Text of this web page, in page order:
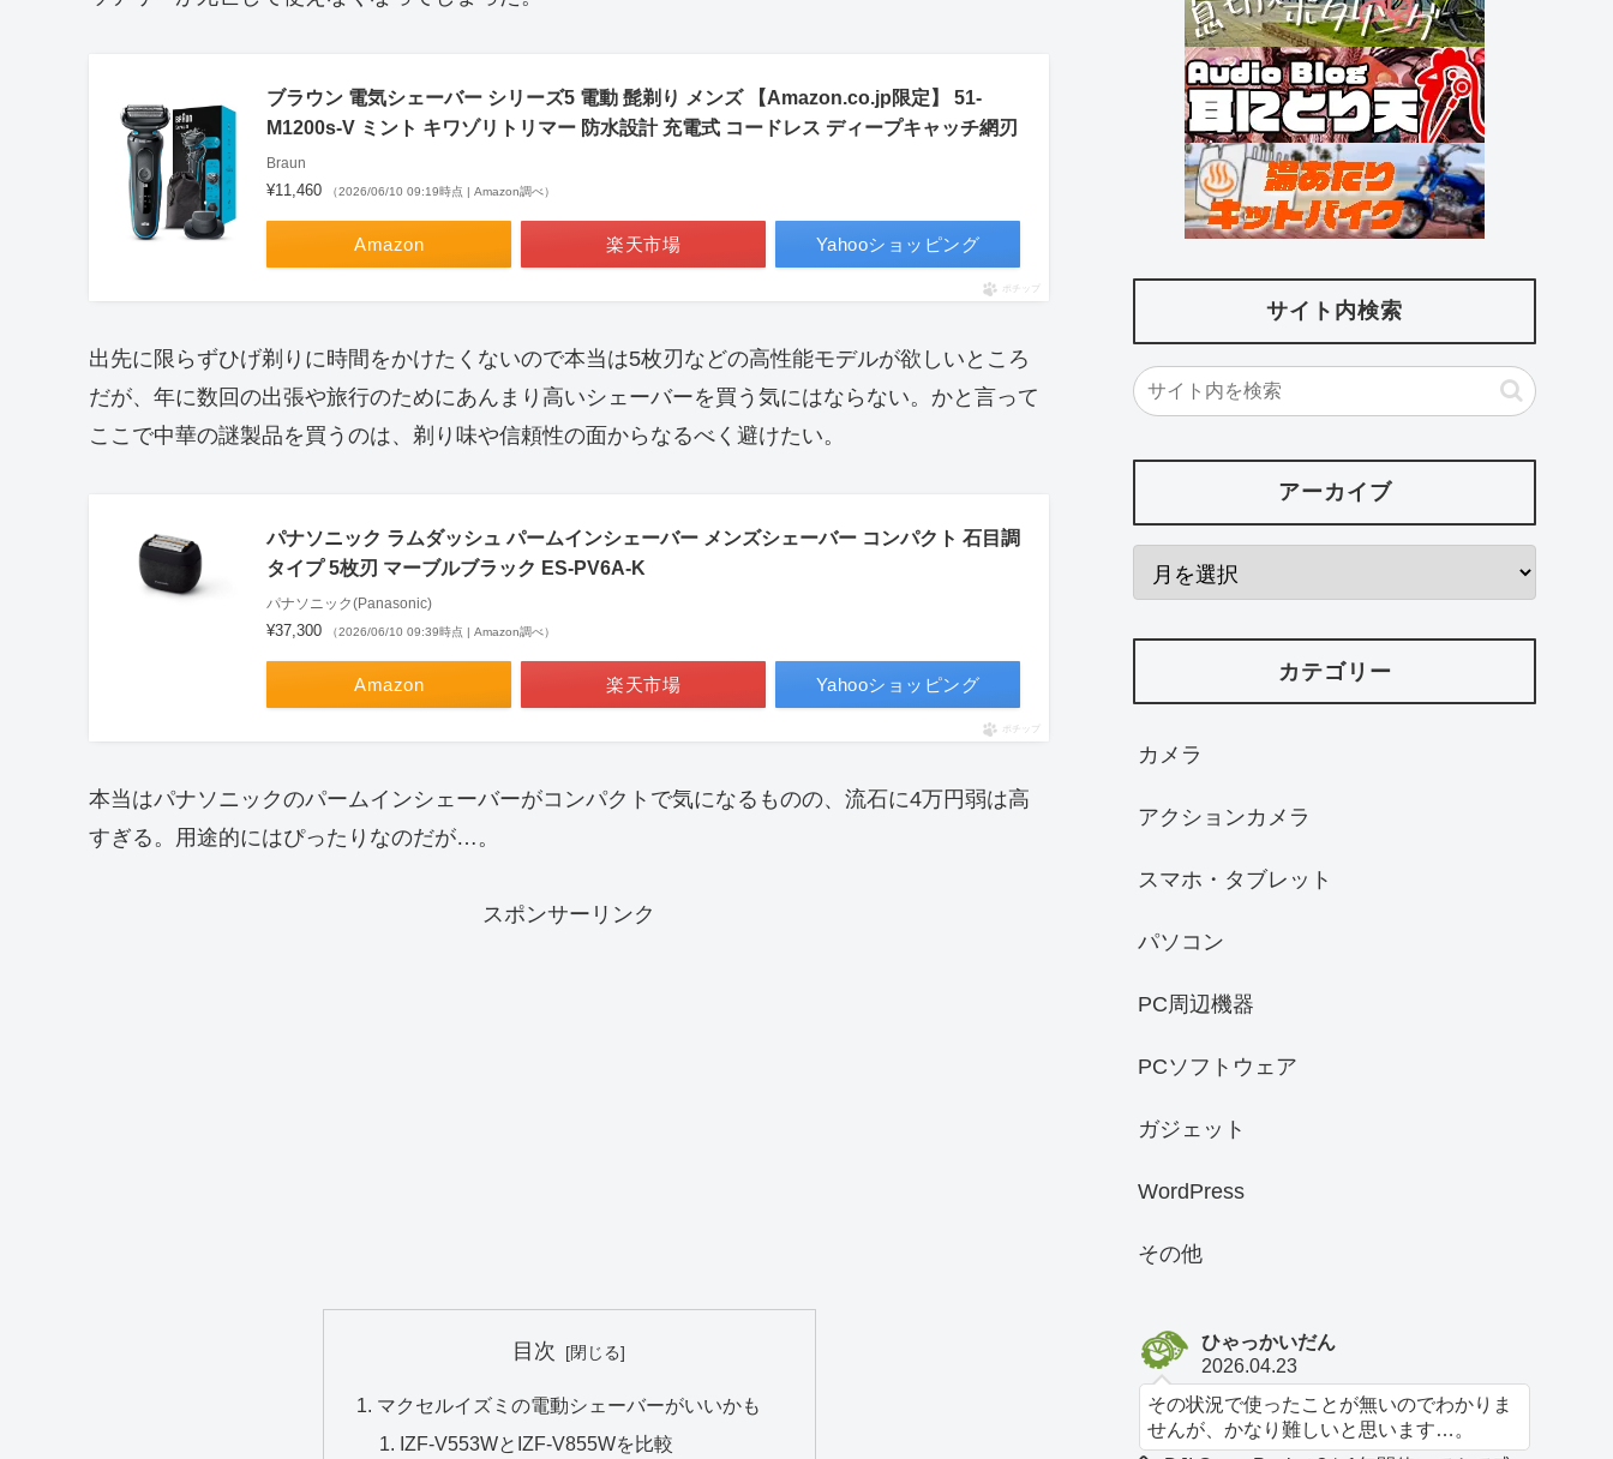
ブラウン 電気シェーバー シリーズ5 電動 髭剃り メンズ 【Amazon.co.jp限定】 51-
M1200s-V ミント キワゾリトリマー 防水設計 充電式 コードレス ディープキャッチ網刃
Braun
¥11,460 （2026/06/10 09:19時点 | Amazon調べ）
Amazon 楽天市場 Yahooショッピング
ポチップ
出先に限らずひげ剃りに時間をかけたくないので本当は5枚刃などの高性能モデルが欲しいところ
だが、年に数回の出張や旅行のためにあんまり高いシェーバーを買う気にはならない。かと言って
ここで中華の謎製品を買うのは、剃り味や信頼性の面からなるべく避けたい。
パナソニック ラムダッシュ パームインシェーバー メンズシェーバー コンパクト 石目調
タイプ 5枚刃 マーブルブラック ES-PV6A-K
パナソニック(Panasonic)
¥37,300 （2026/06/10 09:39時点 | Amazon調べ）
Amazon 楽天市場 Yahooショッピング
ポチップ
本当はパナソニックのパームインシェーバーがコンパクトで気になるものの、流石に4万円弱は高
すぎる。用途的にはぴったりなのだが…。
スポンサーリンク
目次
マクセルイズミの電動シェーバーがいいかも
IZF-V553WとIZF-V855Wを比較
サイト内検索
アーカイブ
カテゴリー
カメラ
アクションカメラ
スマホ・タブレット
パソコン
PC周辺機器
PCソフトウェア
ガジェット
WordPress
その他
ひゃっかいだん
2026.04.23
その状況で使ったことが無いのでわかりま
せんが、かなり難しいと思います…。